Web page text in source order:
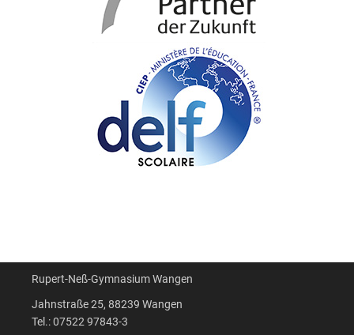
Rupert-Neß-Gymnasium Wangen
Jahnstraße 25, 88239 Wangen
Tel.: 07522 97843-3